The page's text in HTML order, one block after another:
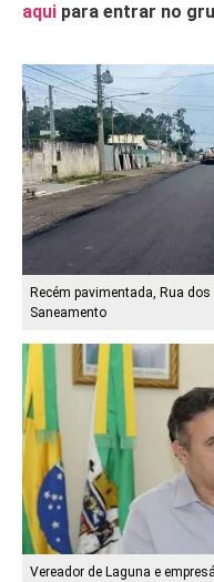
aqui para entrar no
Recém pavimentada, Rua
Saneamento
Vereador de Laguna e